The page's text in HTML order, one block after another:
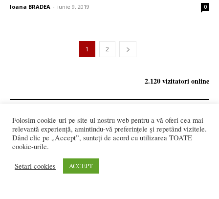
Ioana BRADEA - iunie 9, 2019 0
1 2
2.120 vizitatori online
REDACȚIA:
redactia@bistriteanul.ro
0722.480.707
PUBLICITATE:
publicitate@bistriteanul.ro
Folosim cookie-uri pe site-ul nostru web pentru a vă oferi cea mai
relevantă experiență, amintindu-vă preferințele și repetând vizitele.
Dând clic pe „Accept”, sunteți de acord cu utilizarea TOATE
cookie-urile.
Setari cookies ACCEPT